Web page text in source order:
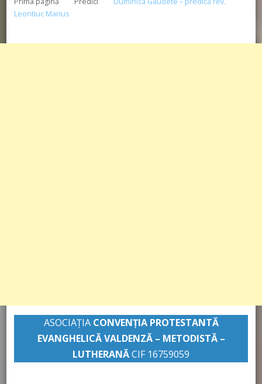
Leontiuc Marius
ASOCIAȚIA CONVENŢIA PROTESTANTĂ
EVANGHELICĂ VALDENZĂ – METODISTĂ –
LUTHERANĂCIF 16759059